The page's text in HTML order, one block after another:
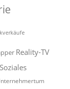
Reality-TV
Soziales